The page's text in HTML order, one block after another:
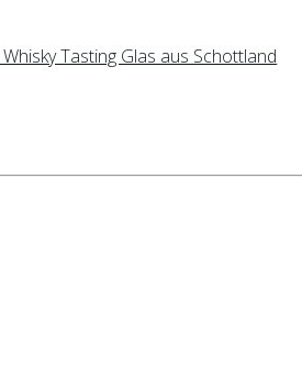
Tasting Glas aus Schottland